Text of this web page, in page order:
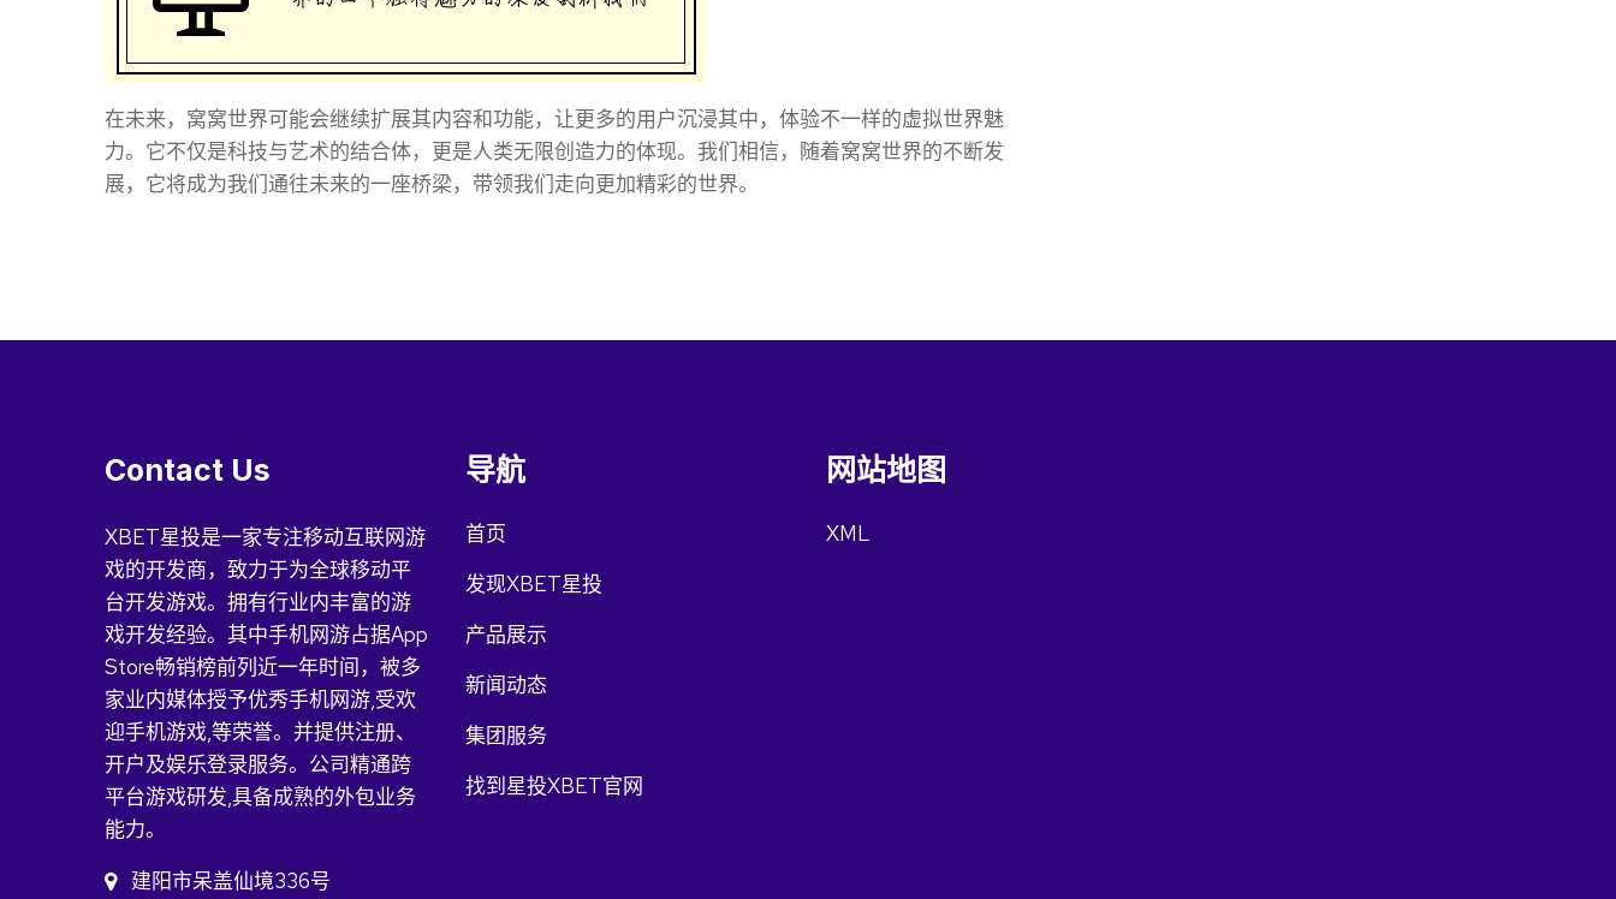
在未来，窝窝世界可能会继续扩展其内容和功能，让更多的用户沉浸其中，体验不一样的虚拟世界魅
力。它不仅是科技与艺术的结合体，更是人类无限创造力的体现。我们相信，随着窝窝世界的不断发
展，它将成为我们通往未来的一座桥梁，带领我们走向更加精彩的世界。
Contact Us
XBET星投是一家专注移动互联网游
戏的开发商，致力于为全球移动平
台开发游戏。拥有行业内丰富的游
戏开发经验。其中手机网游占据App
Store畅销榜前列近一年时间，被多
家业内媒体授予优秀手机网游,受欢
迎手机游戏,等荣誉。并提供注册、
开户及娱乐登录服务。公司精通跨
平台游戏研发,具备成熟的外包业务
能力。
建阳市呆盖仙境336号
导航
首页
发现XBET星投
产品展示
新闻动态
集团服务
找到星投XBET官网
网站地图
XML